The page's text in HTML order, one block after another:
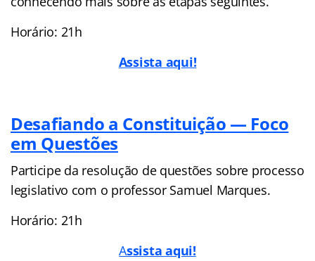
Horário: 21h
Assista aqui!
Desafiando a Constituição — Foco
em Questões
Participe da resolução de questões sobre processo
legislativo com o professor Samuel Marques.
Horário: 21h
Assista aqui!